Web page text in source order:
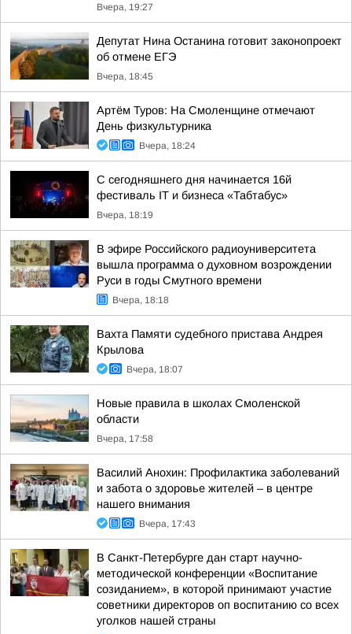
Вчера, 19:27
Депутат Нина Останина готовит законопроект
об отмене ЕГЭ
Вчера, 18:45
Артём Туров: На Смоленщине отмечают
День физкультурника
Вчера, 18:24
С сегодняшнего дня начинается 16й
фестиваль IT и бизнеса «Табтабус»
Вчера, 18:19
В эфире Российского радиоуниверситета
вышла программа о духовном возрождении
Руси в годы Смутного времени
Вчера, 18:18
Вахта Памяти судебного пристава Андрея
Крылова
Вчера, 18:07
Новые правила в школах Смоленской
области
Вчера, 17:58
Василий Анохин: Профилактика заболеваний
и забота о здоровье жителей – в центре
нашего внимания
Вчера, 17:43
В Санкт-Петербурге дан старт научно-
методической конференции «Воспитание
созиданием», в которой принимают участие
советники директоров оп воспитанию со всех
уголков нашей страны